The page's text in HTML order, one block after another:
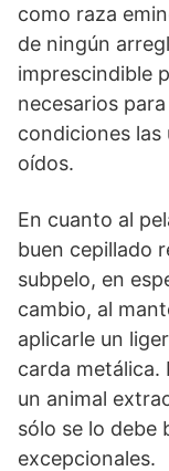
como raza
de ningún
imprescindible
necesarios
condiciones las
oídos.
En cuanto al
buen cepillado
subpelo, en
cambio, al
aplicarle un
carda metálica.
un animal
sólo se lo debe
excepcionales.